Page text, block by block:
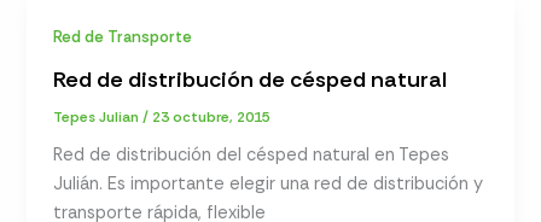
Red de Transporte
Red de distribución de césped natural
Tepes Julian/ 23 octubre, 2015
Red de distribución del césped natural en Tepes
Julián. Es importante elegir una red de distribución y
transporte rápida, flexible